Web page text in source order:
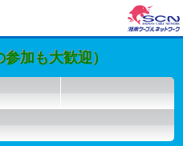
加も大歓迎）